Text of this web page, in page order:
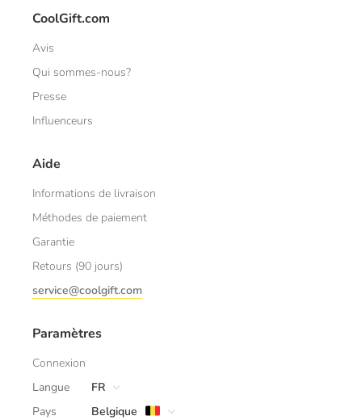
CoolGift.com
Avis
Qui sommes-nous?
Presse
Influenceurs
Aide
Informations de livraison
Méthodes de paiement
Garantie
Retours (90 jours)
service@coolgift.com
Paramètres
Connexion
Langue
FR
Pays
Belgique